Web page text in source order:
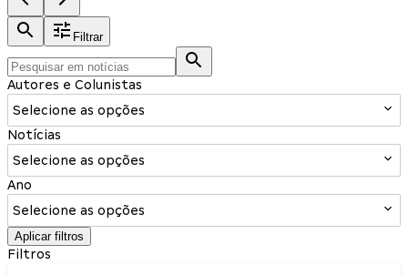
Filtrar
Autores e Colunistas
Selecione as opções
Notícias
Selecione as opções
Ano
Selecione as opções
Aplicar filtros
Filtros